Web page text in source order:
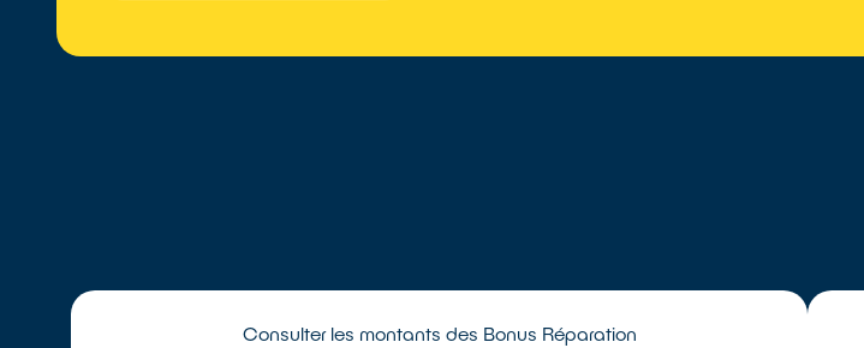
Consulter les montants des Bonus Réparation